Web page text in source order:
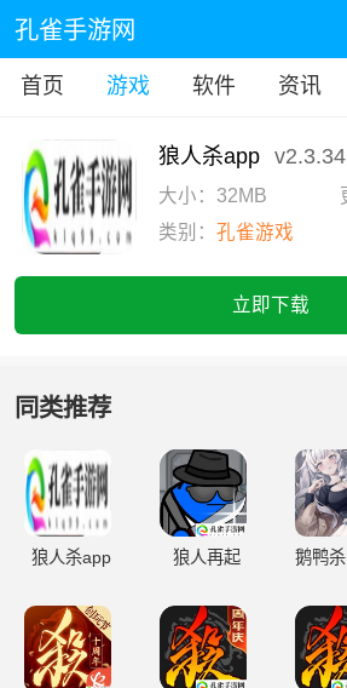
孔雀手游网
首页 游戏 软件 资讯
狼人杀app v2.3.34
大小：32MB
类别：孔雀游戏
立即下载
同类推荐
狼人杀app 狼人再起